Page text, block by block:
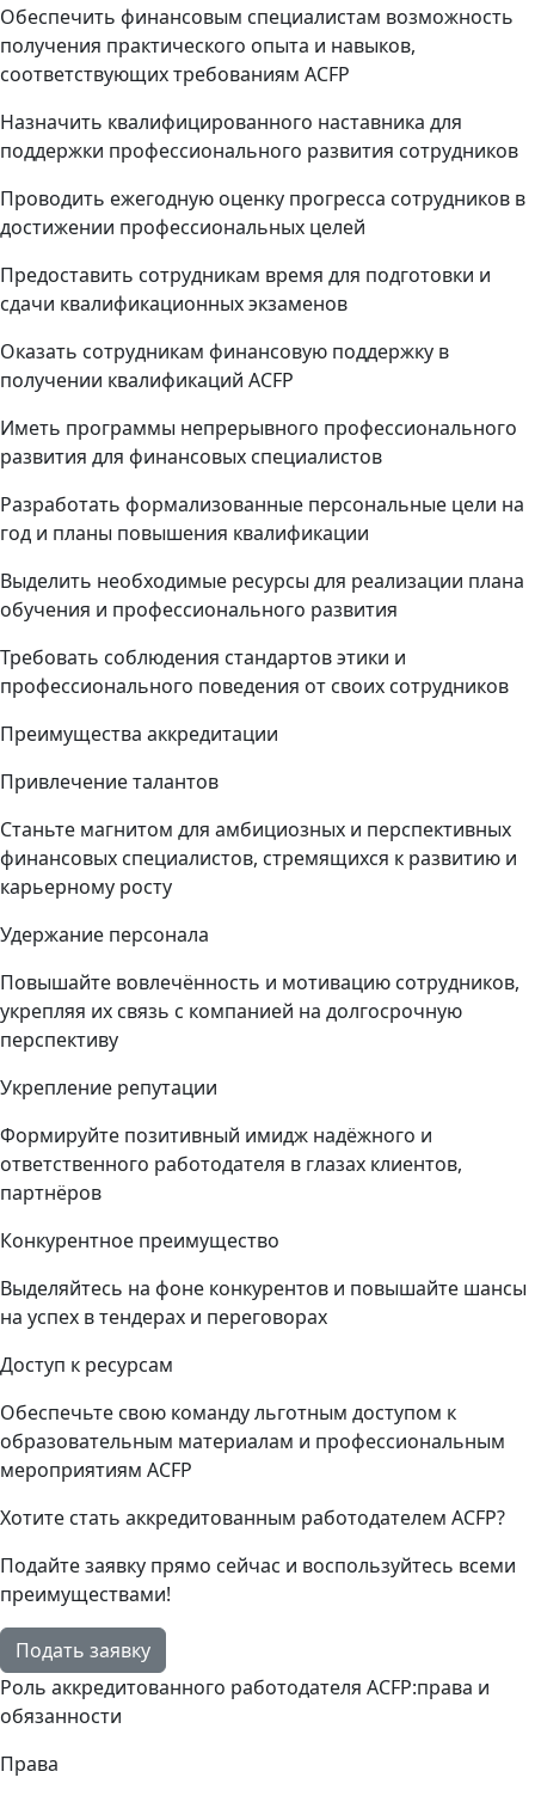
Обеспечить финансовым специалистам возможность
получения практического опыта и навыков,
соответствующих требованиям ACFP
Назначить квалифицированного наставника для
поддержки профессионального развития сотрудников
Проводить ежегодную оценку прогресса сотрудников в
достижении профессиональных целей
Предоставить сотрудникам время для подготовки и
сдачи квалификационных экзаменов
Оказать сотрудникам финансовую поддержку в
получении квалификаций ACFP
Иметь программы непрерывного профессионального
развития для финансовых специалистов
Разработать формализованные персональные цели на
год и планы повышения квалификации
Выделить необходимые ресурсы для реализации плана
обучения и профессионального развития
Требовать соблюдения стандартов этики и
профессионального поведения от своих сотрудников
Преимущества аккредитации
Привлечение талантов
Станьте магнитом для амбициозных и перспективных
финансовых специалистов, стремящихся к развитию и
карьерному росту
Удержание персонала
Повышайте вовлечённость и мотивацию сотрудников,
укрепляя их связь с компанией на долгосрочную
перспективу
Укрепление репутации
Формируйте позитивный имидж надёжного и
ответственного работодателя в глазах клиентов,
партнёров
Конкурентное преимущество
Выделяйтесь на фоне конкурентов и повышайте шансы
на успех в тендерах и переговорах
Доступ к ресурсам
Обеспечьте свою команду льготным доступом к
образовательным материалам и профессиональным
мероприятиям ACFP
Хотите стать аккредитованным работодателем ACFP?
Подайте заявку прямо сейчас и воспользуйтесь всеми
преимуществами!
Подать заявку
Роль аккредитованного работодателя ACFP:права и
обязанности
Права